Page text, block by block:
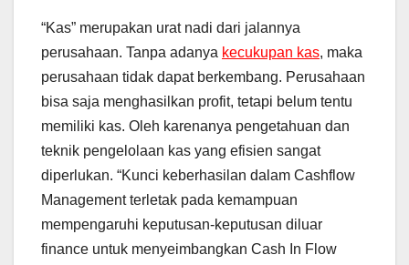
“Kas” merupakan urat nadi dari jalannya
perusahaan. Tanpa adanya kecukupan kas, maka
perusahaan tidak dapat berkembang. Perusahaan
bisa saja menghasilkan profit, tetapi belum tentu
memiliki kas. Oleh karenanya pengetahuan dan
teknik pengelolaan kas yang efisien sangat
diperlukan. “Kunci keberhasilan dalam Cashflow
Management terletak pada kemampuan
mempengaruhi keputusan-keputusan diluar
finance untuk menyeimbangkan Cash In Flow